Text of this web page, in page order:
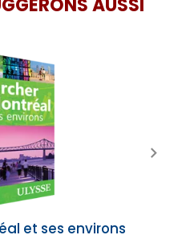
AUSSI
et ses environs